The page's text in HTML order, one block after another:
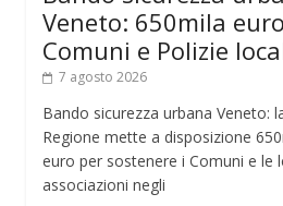
Veneto: 650mila
Comuni e Polizie
7 agosto 2026
Bando sicurezza urbana Veneto:
Regione mette a disposizione
euro per sostenere i Comuni e le
associazioni negli